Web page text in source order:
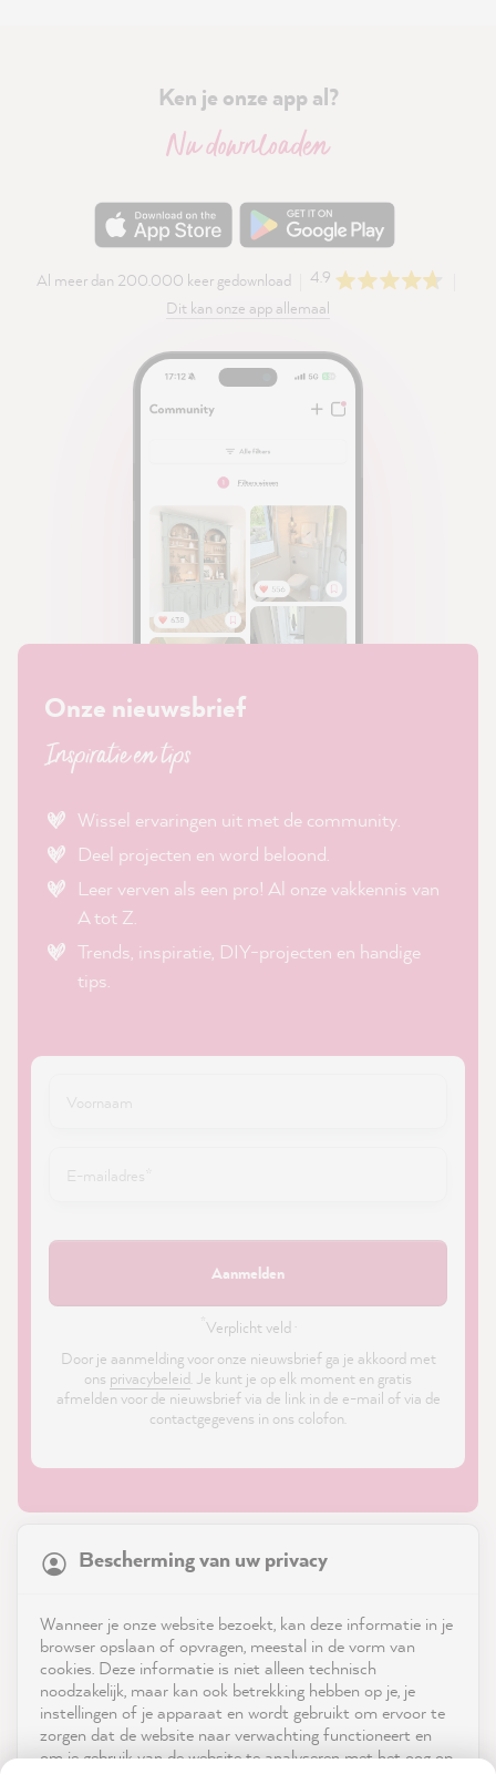
Ken je onze app al?
Nu downloaden
Al meer dan 200.000 keer gedownload
4.9
Dit kan onze app allemaal
Onze nieuwsbrief
Inspiratie en tips
Wissel ervaringen uit met de community.
Deel projecten en word beloond.
Leer verven als een pro! Al onze vakkennis van
A tot Z.
Trends, inspiratie, DIY-projecten en handige
tips.
Aanmelden
Verplicht veld ·
Door je aanmelding voor onze nieuwsbrief ga je akkoord met
ons privacybeleid. Je kunt je op elk moment en gratis
afmelden voor de nieuwsbrief via de link in de e-mail of via de
contactgegevens in ons colofon.
Service
Neem contact op met
Bescherming van uw privacy
Wanneer je onze website bezoekt, kan deze informatie in je
browser opslaan of opvragen, meestal in de vorm van
cookies. Deze informatie is niet alleen technisch
noodzakelijk, maar kan ook betrekking hebben op je, je
instellingen of je apparaat en wordt gebruikt om ervoor te
zorgen dat de website naar verwachting functioneert en
om je gebruik van de website te analyseren met het oog op
21,904Reviews
reviews-io